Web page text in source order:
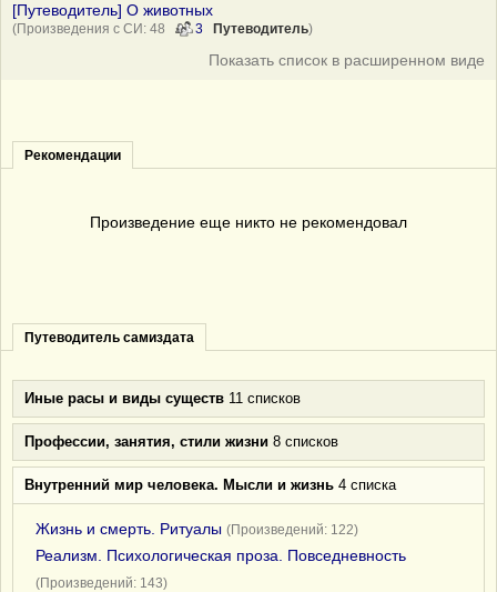
[Путеводитель] О животных
(Произведения с СИ: 48 3 Путеводитель)
Показать список в расширенном виде
Рекомендации
Произведение еще никто не рекомендовал
Путеводитель самиздата
Иные расы и виды существ 11 списков
Профессии, занятия, стили жизни 8 списков
Внутренний мир человека. Мысли и жизнь 4 списка
Жизнь и смерть. Ритуалы (Произведений: 122)
Реализм. Психологическая проза. Повседневность
(Произведений: 143)